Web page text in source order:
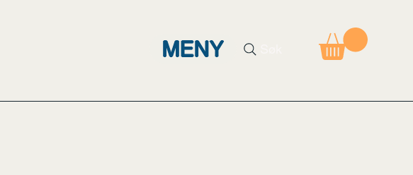
MENY